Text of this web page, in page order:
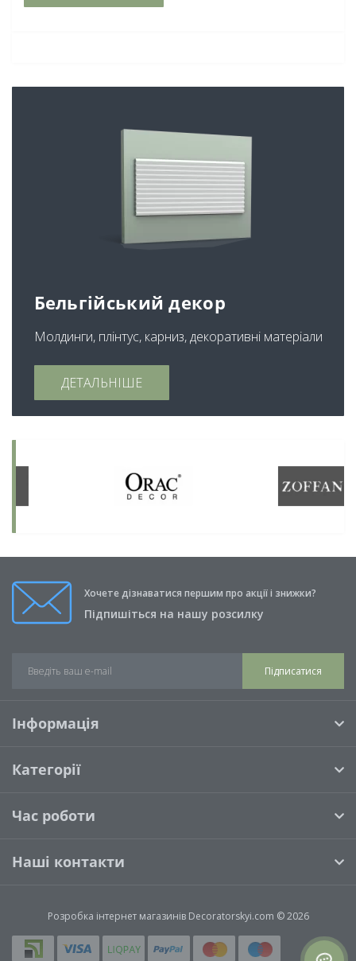
Бельгійський декор
Молдинги, плінтус, карниз, декоративні матеріали
ДЕТАЛЬНІШЕ
Хочете дізнаватися першим про акції і знижки?
Підпишіться на нашу розсилку
Підписатися
Інформація
Категорії
Час роботи
Наші контакти
Розробка інтернет магазинівDecoratorskyi.com © 2026